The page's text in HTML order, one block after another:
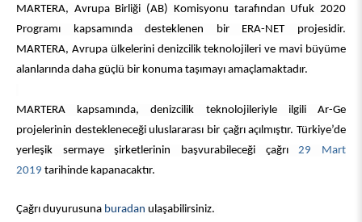
Uluslararası Programlar
Ulusal Programlar
Uluslararası Programlar
Bilimsel Etkinlik
Etkinlik Düzenleme
Uluslararası Destekler
Uluslararası İş Birlikleri
İkili İş Birliği Programları
Çok Taraflı Programlar
AB Çerçeve Programları
BURSLAR
Lisans / Önlisans
Burs Programları
Lisansüstü
MARTERA, Avrupa Birliği (AB) Komisyonu tarafından Ufuk 2020
Programı kapsamında desteklenen bir ERA-NET projesidir.
MARTERA, Avrupa ülkelerini denizcilik teknolojileri ve mavi büyüme
alanlarında daha güçlü bir konuma taşımayı amaçlamaktadır.
MARTERA kapsamında, denizcilik teknolojileriyle ilgili Ar-Ge
projelerinin destekleneceği uluslararası bir çağrı açılmıştır. Türkiye’de
yerleşik sermaye şirketlerinin başvurabileceği çağrı29 Mart
2019 tarihinde kapanacaktır.
Çağrı duyurusuna buradan ulaşabilirsiniz.